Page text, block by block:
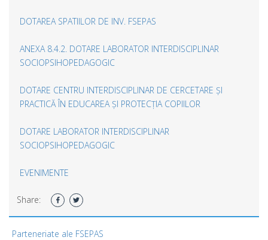
DOTAREA SPATIILOR DE INV. FSEPAS
ANEXA 8.4.2. DOTARE LABORATOR INTERDISCIPLINAR
SOCIOPSIHOPEDAGOGIC
DOTARE CENTRU INTERDISCIPLINAR DE CERCETARE ȘI
PRACTICĂ ÎN EDUCAREA ȘI PROTECȚIA COPIILOR
DOTARE LABORATOR INTERDISCIPLINAR
SOCIOPSIHOPEDAGOGIC
EVENIMENTE
Share:
Parteneriate ale FSEPAS